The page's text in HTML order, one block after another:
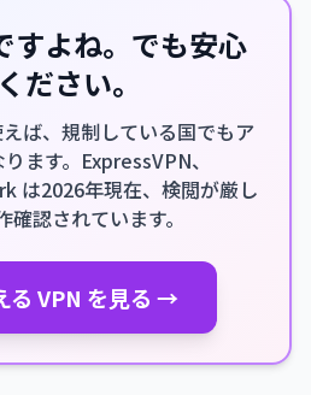
すよね。でも安心
ださい。
ば、規制している国でもア
ます。ExpressVPN、
は2026年現在、検閲が厳し
確認されています。
る VPN を見る →